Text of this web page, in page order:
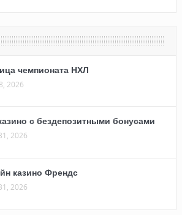
чемпионата НХЛ
2026
с бездепозитными бонусами
2026
казино Френдс
2026